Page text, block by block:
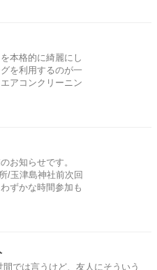
本格的に綺麗にし
を利用するのが一
アコンクリーニン
お知らせです。
/玉津島神社前次回
ずかな時間参加も
では言うけど、友人にそういう